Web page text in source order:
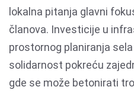
lokalna pitanja glavni
članova. Investicije u
prostornog planiranja
solidarnost pokreću
gde se može betonirati